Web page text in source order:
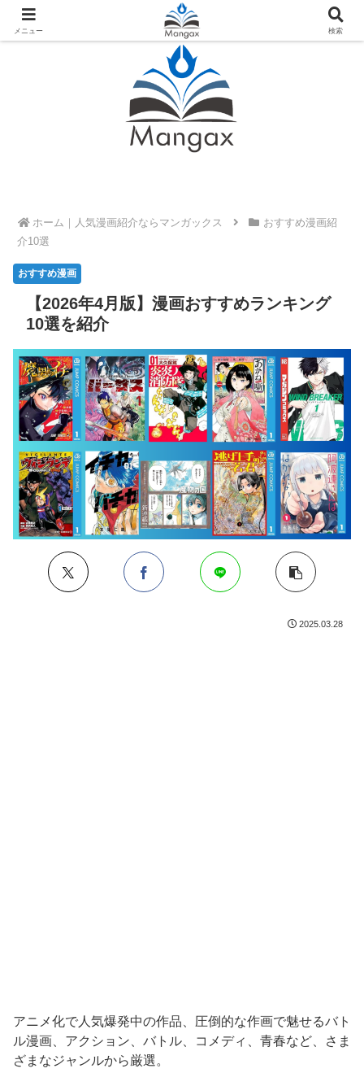
人気おすすめ漫画紹介ならMangax（マンガックス）
ホーム
おすすめ漫画紹
介10選
【2026年4月版】漫画おすすめランキング
10選を紹介
2025.03.28
アニメ化で人気爆発中の作品、圧倒的な作画で魅せるバト
ル漫画、アクション、バトル、コメディ、青春など、さま
ざまなジャンルから厳選。
メニュー 検索